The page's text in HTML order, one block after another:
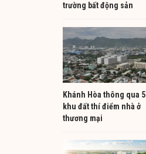
trường bất động sản
Khánh Hòa thông qua 5
khu đất thí điểm nhà ở
thương mại